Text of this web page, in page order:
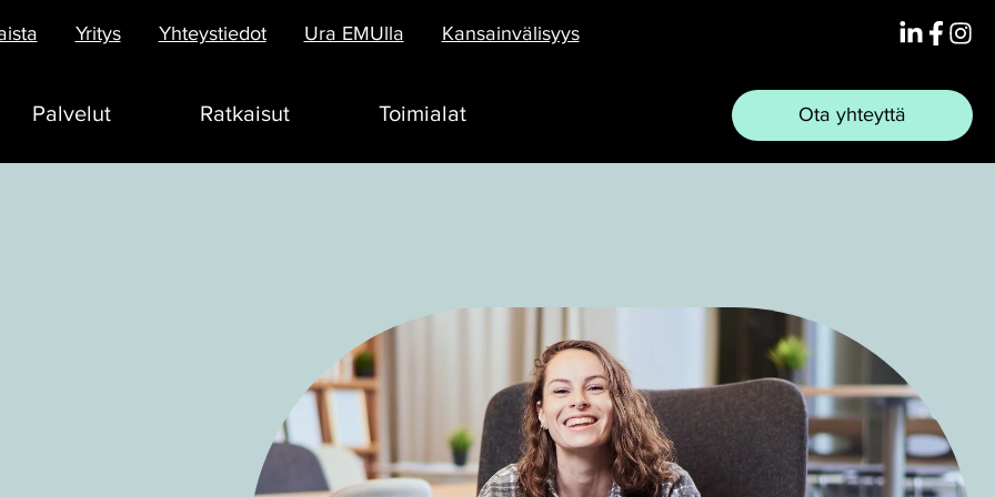
Yritys Yhteystiedot Ura EMUlla Kansainvälisyys Linkedin
Palvelut Ratkaisut Toimialat Ota yhteyttä